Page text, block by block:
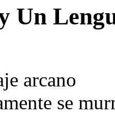
Un
arcano
se